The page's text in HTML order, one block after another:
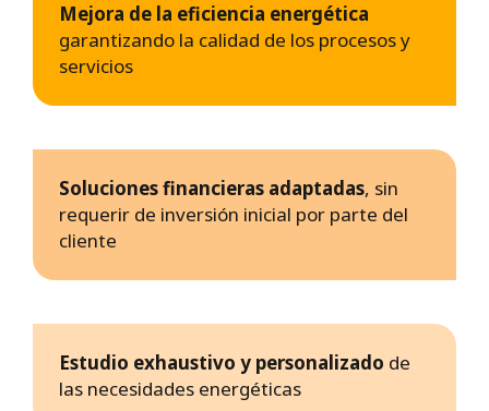
Mejora de la eficiencia energética
garantizando la calidad de los procesos y
servicios
Soluciones financieras adaptadas, sin
requerir de inversión inicial por parte del
cliente
Estudio exhaustivo y personalizado de
las necesidades energéticas